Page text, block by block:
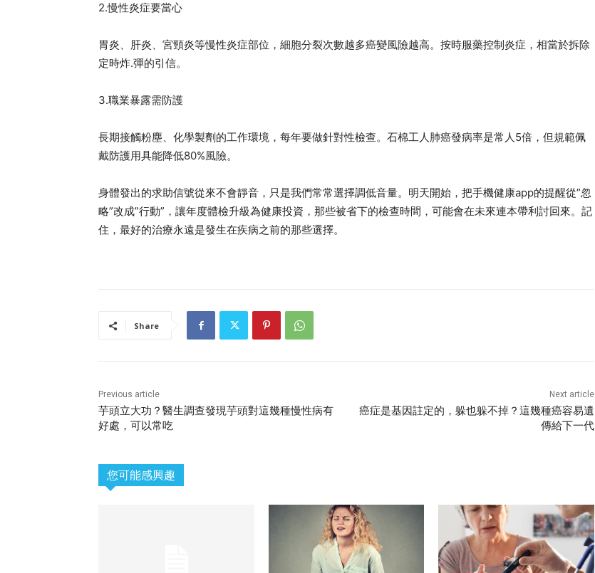
2.慢性炎症要當心
胃炎、肝炎、宮頸炎等慢性炎症部位，細胞分裂次數越多癌變風險越高。按時服藥控制炎症，相當於拆除
定時炸.彈的引信。
3.職業暴露需防護
長期接觸粉塵、化學製劑的工作環境，每年要做針對性檢查。石棉工人肺癌發病率是常人5倍，但規範佩
戴防護用具能降低80%風險。
身體發出的求助信號從來不會靜音，只是我們常常選擇調低音量。明天開始，把手機健康app的提醒從”忽
略”改成”行動”，讓年度體檢升級為健康投資，那些被省下的檢查時間，可能會在未來連本帶利討回來。記
住，最好的治療永遠是發生在疾病之前的那些選擇。
Share
Previous article
芋頭立大功？醫生調查發現芋頭對這幾種慢性病有
好處，可以常吃
Next article
癌症是基因註定的，躲也躲不掉？這幾種癌容易遺
傳給下一代
您可能感興趣